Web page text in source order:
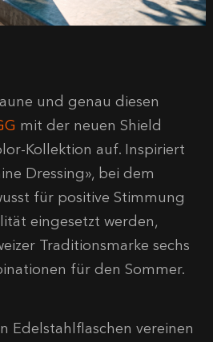
und genau diesen
mit der neuen Shield
Kollektion auf. Inspiriert
Dressing», bei dem
für positive Stimmung
eingesetzt werden,
Traditionsmarke sechs
für den Sommer.
Edelstahlflaschen vereinen